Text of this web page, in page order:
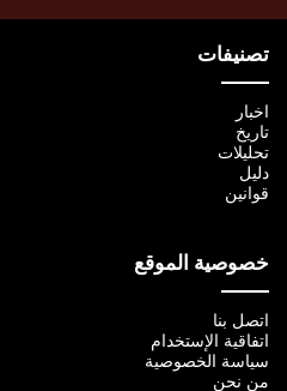
تصنيفات
اخبار
تاريخ
تحليلات
دليل
قوانين
خصوصية الموقع
اتصل بنا
اتفاقية الإستخدام
سياسة الخصوصية
من نحن